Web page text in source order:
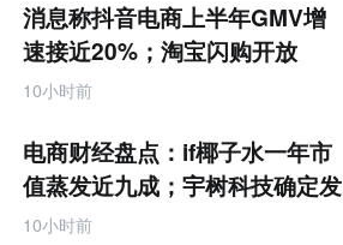
消息称抖音电商上半年GMV增
速接近20%；淘宝闪购开放
MCP能力丨零售电商周报
10小时前
电商财经盘点：if椰子水一年市
值蒸发近九成；宇树科技确定发
行价格为150.80元/股
10小时前